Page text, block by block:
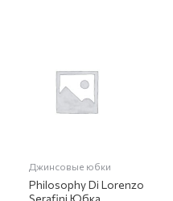
Джинсовые юбки
Philosophy Di Lorenzo
Serafini Юбка